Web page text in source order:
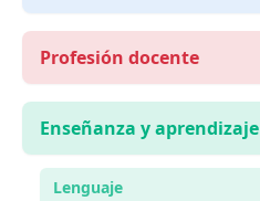
Profesión docente
Enseñanza y aprendizaje
Lenguaje